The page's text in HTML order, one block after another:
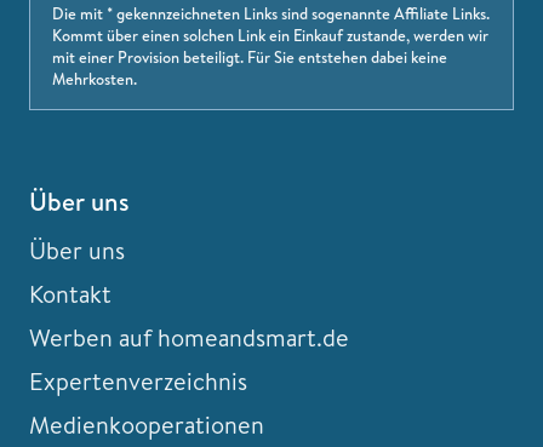
Die mit * gekennzeichneten Links sind sogenannte Affiliate Links.
Kommt über einen solchen Link ein Einkauf zustande, werden wir
mit einer Provision beteiligt. Für Sie entstehen dabei keine
Mehrkosten.
Über uns
Über uns
Kontakt
Werben auf homeandsmart.de
Expertenverzeichnis
Medienkooperationen